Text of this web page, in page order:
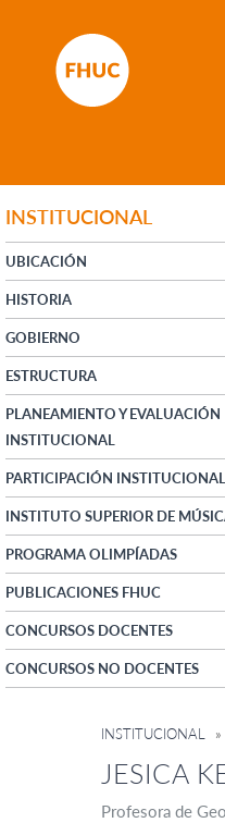
INSTITUCIONAL
UBICACIÓN
HISTORIA
GOBIERNO
ESTRUCTURA
PLANEAMIENTO Y EVALUACIÓN
INSTITUCIONAL
PARTICIPACIÓN INSTITUCIONAL
INSTITUTO SUPERIOR DE
PROGRAMA OLIMPÍADAS
PUBLICACIONES FHUC
CONCURSOS DOCENTES
CONCURSOS NO DOCENTES
INSTITUCIONAL »
JESICA
Profesora de